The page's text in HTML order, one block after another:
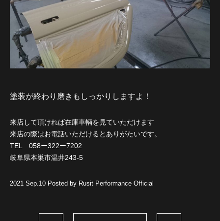
塗装が終わり磨きもしっかりしますよ！
来店して頂ければ在庫車輛を見ていただけます
来店の際はお電話いただけるとありがたいです。
TEL 058ー322ー7202
岐阜県本巣市温井243-5
2021 Sep.10 Posted by Rusit Performance Official